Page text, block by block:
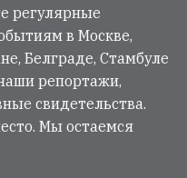
регулярные
в Москве,
Белграде, Стамбуле
репортажи,
свидетельства.
Мы остаемся